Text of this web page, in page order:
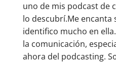
uno de mis podcast de
lo descubrí.Me
identifico mucho en
la comunicación,
ahora del podcasting.